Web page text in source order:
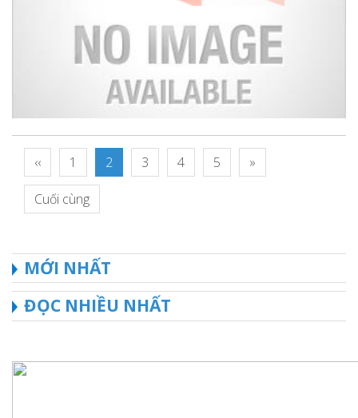
‹‹ 1 2 3 4 5 »
Cuối cùng
MỚI NHẤT
ĐỌC NHIỀU NHẤT